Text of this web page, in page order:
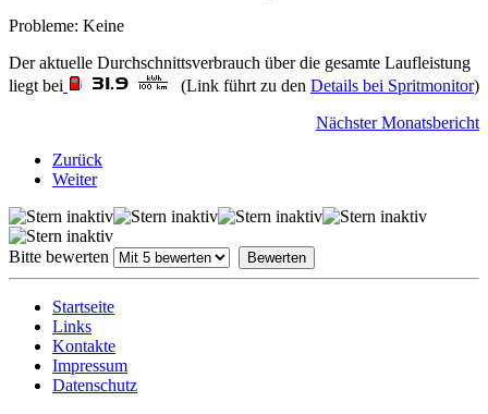
Probleme: Keine
Der aktuelle Durchschnittsverbrauch über die gesamte Laufleistung
liegt bei
(Link führt zu den Details bei Spritmonitor)
Nächster Monatsbericht
Zurück
Weiter
Bitte bewerten
Startseite
Links
Kontakte
Impressum
Datenschutz